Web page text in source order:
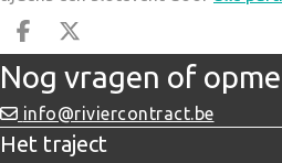
Deel op facebook
Deel op X
Nog vragen of
info@riviercontract.be
Het traject